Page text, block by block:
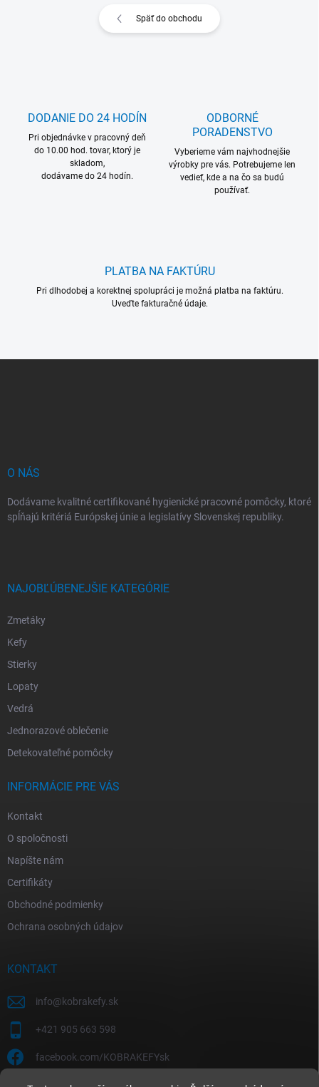
Späť do obchodu
DODANIE DO 24 HODÍN
Pri objednávke v pracovný deň
do 10.00 hod. tovar, ktorý je
skladom,
dodávame do 24 hodín.
ODBORNÉ
PORADENSTVO
Vyberieme vám najvhodnejšie
výrobky pre vás. Potrebujeme len
vedieť, kde a na čo sa budú
používať.
PLATBA NA FAKTÚRU
Pri dlhodobej a korektnej spolupráci je možná platba na faktúru.
Uveďte fakturačné údaje.
O NÁS
Dodávame kvalitné certifikované hygienické pracovné pomôcky, ktoré
spĺňajú kritériá Európskej únie a legislatívy Slovenskej republiky.
NAJOBĽÚBENEJŠIE KATEGÓRIE
Zmetáky
Kefy
Stierky
Lopaty
Vedrá
Jednorazové oblečenie
Detekovateľné pomôcky
INFORMÁCIE PRE VÁS
Kontakt
O spoločnosti
Napíšte nám
Certifikáty
Obchodné podmienky
Ochrana osobných údajov
KONTAKT
info@kobrakefy.sk
+421 905 663 598
facebook.com/KOBRAKEFYsk